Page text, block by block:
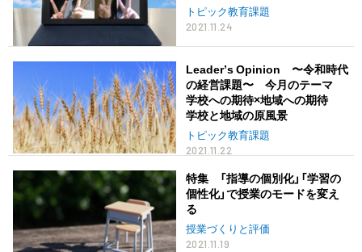
トピック教育課題
2021.11.24
Leaderʼs Opinion 〜令和時代
の経営課題〜 今月のテーマ
学校への期待×地域への期待
学校と地域の原風景
トピック教育課題
2021.11.22
特集 「指導の個別化」「学習の
個性化」で授業のモードを変え
る
授業づくりと評価
2021.11.19